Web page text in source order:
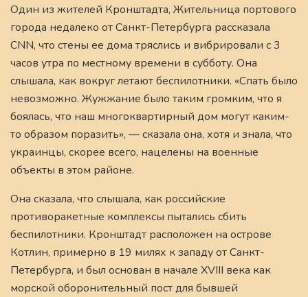
Один из жителей Кронштадта, Жительница портового
города недалеко от Санкт-Петербурга рассказала
CNN, что стены ее дома тряслись и вибрировали с 3
часов утра по местному времени в субботу. Она
слышала, как вокруг летают беспилотники. «Спать было
невозможно. Жужжание было таким громким, что я
боялась, что наш многоквартирный дом могут каким-
то образом поразить», — сказала она, хотя и знала, что
украинцы, скорее всего, нацелены на военные
объекты в этом районе.
Она сказала, что слышала, как российские
противоракетные комплексы пытались сбить
беспилотники. Кронштадт расположен на острове
Котлин, примерно в 19 милях к западу от Санкт-
Петербурга, и был основан в начале XVIII века как
морской оборонительный пост для бывшей